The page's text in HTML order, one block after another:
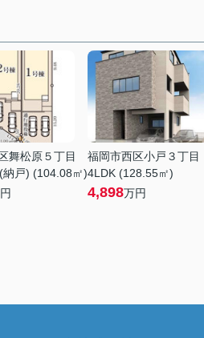
舞松原５丁目
納戸) (104.08㎡)
福岡市西区小戸３丁目
4LDK (128.55㎡)
4,898万円